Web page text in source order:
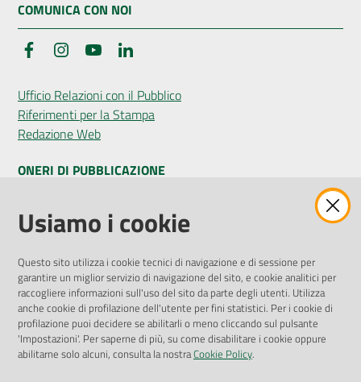
Concorsi
Seguici
su
COMUNICA CON NOI
FacebookInstagramYouTube
Ufficio Relazioni con il Pubblico
Riferimenti per la Stampa
Redazione Web
ONERI DI PUBBLICAZIONE
Amministrazione Trasparente
Pubblicità legale
Privacy Policy
Attuazione Misure PNRR
Liste di Attesa
ENTI, IMPRESE E PARTNER
Usiamo i cookie
Questo sito utilizza i cookie tecnici di navigazione e di sessione per
garantire un miglior servizio di navigazione del sito, e cookie analitici per
raccogliere informazioni sull'uso del sito da parte degli utenti. Utilizza
anche cookie di profilazione dell'utente per fini statistici. Per i cookie di
profilazione puoi decidere se abilitarli o meno cliccando sul pulsante
'Impostazioni'. Per saperne di più, su come disabilitare i cookie oppure
abilitarne solo alcuni, consulta la nostraCookie Policy.